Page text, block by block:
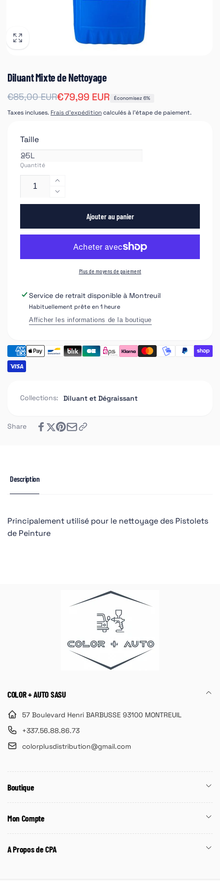
Diluant Mixte de Nettoyage
Prix
habituel
€85,00 EUR
Prix
soldé
€79,99 EUR Économisez 6%
Taxes incluses. Frais d'expéditioncalculés à l'étape de paiement.
Taille
Quantité
Augmenter
la
quantité
Mixte
Nettoyage
Réduire
la
quantité
de
Diluant
Mixte
de
Nettoyage
Ajouter au panier
Plus de moyens de paiement
Service de retrait disponible à Montreuil
Habituellement prête en 1 heure
Afficher les informations de la boutique
Collections: Diluant et Dégraissant
Share
Description
Principalement utilisé pour le nettoyage des Pistolets
de Peinture
COLOR + AUTO SASU
57 Boulevard Henri BARBUSSE 93100 MONTREUIL
+337.56.88.86.73
colorplusdistribution@gmail.com
Boutique
Mon Compte
A Propos de CPA